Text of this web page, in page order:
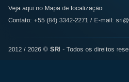
Veja aqui no Mapa de localização
Contato: +55 (84) 3342-2271 / E-mail:
2012 / 2026 © SRI - Todos os direitos